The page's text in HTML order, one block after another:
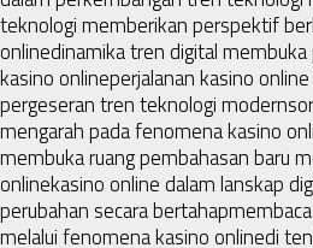
teknologi memberikan perspektif
onlinedinamika tren digital
kasino onlineperjalanan kasino
pergeseran tren teknologi modern
mengarah pada fenomena kasino
membuka ruang pembahasan baru
onlinekasino online dalam lanskap
perubahan secara bertahap
melalui fenomena kasino onlinedi